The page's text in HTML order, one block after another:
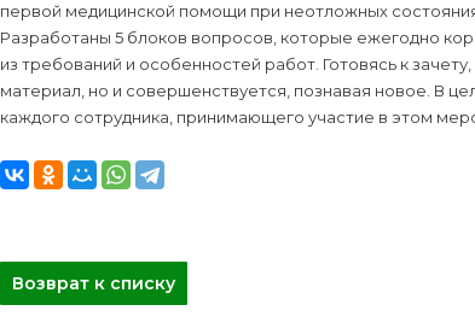
первой медицинской помощи при неотложных
Разработаны 5 блоков вопросов, которые ежегодно
из требований и особенностей работ. Готовясь к
материал, но и совершенствуется, познавая новое. В
каждого сотрудника, принимающего участие в этом
Возврат к списку